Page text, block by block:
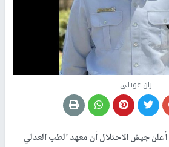
ران غويلي
أعلن جيش الاحتلال أن معهد الطب العدلي